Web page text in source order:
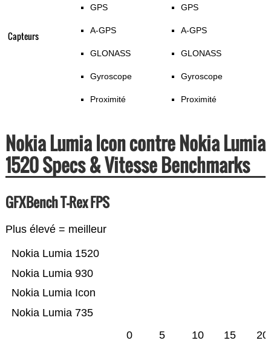
Capteurs
GPS
A-GPS
GLONASS
Gyroscope
Proximité
GPS
A-GPS
GLONASS
Gyroscope
Proximité
Nokia Lumia Icon contre Nokia Lumia
1520 Specs & Vitesse Benchmarks
GFXBench T-Rex FPS
Plus élevé = meilleur
Nokia Lumia 735
Nokia Lumia Icon
Nokia Lumia 930
Nokia Lumia 1520
0 5 10 15 20